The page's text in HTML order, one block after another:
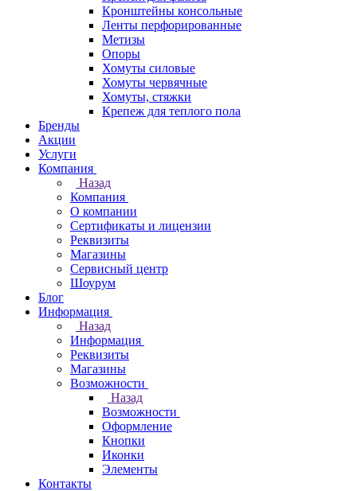
Кронштейны консольные
Ленты перфорированные
Метизы
Опоры
Хомуты силовые
Хомуты червячные
Хомуты, стяжки
Крепеж для теплого пола
Бренды
Акции
Услуги
Компания
Назад
Компания
О компании
Сертификаты и лицензии
Реквизиты
Магазины
Сервисный центр
Шоурум
Блог
Информация
Назад
Информация
Реквизиты
Магазины
Возможности
Назад
Возможности
Оформление
Кнопки
Иконки
Элементы
Контакты